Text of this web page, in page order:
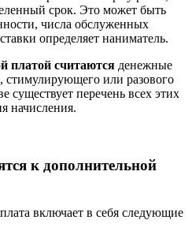
срок. Это может быть
числа обслуженных
определяет наниматель.
платой считаются денежные
или разового
существует перечень всех этих
начисления.
к дополнительной
включает в себя следующие